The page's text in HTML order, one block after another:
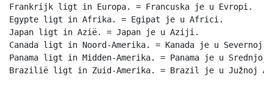
Frankrijk ligt in Europa. = Francuska je u Evropi.
Egypte ligt in Afrika. = Egipat je u Africi.
Japan ligt in Azië. = Japan je u Aziji.
Canada ligt in Noord-Amerika. = Kanada je u Severnoj
Panama ligt in Midden-Amerika. = Panama je u Srednjoj
Brazilië ligt in Zuid-Amerika. = Brazil je u Južnoj